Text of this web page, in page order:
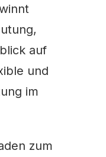
auf
und
im
zum